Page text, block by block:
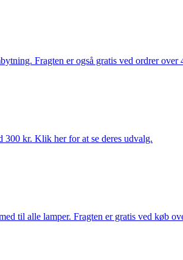
Fragten er også gratis ved ordrer over
300 kr. Klik her for at se deres udvalg.
til alle lamper. Fragten er gratis ved køb